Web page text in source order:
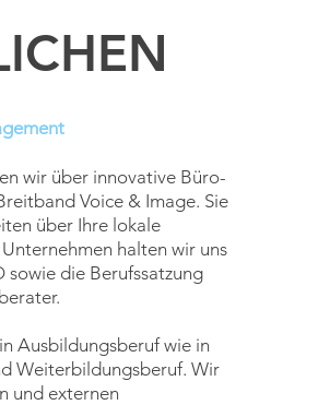
wir über innovative Büro-
Voice & Image. Sie
über Ihre lokale
Unternehmen halten wir uns
sowie die Berufssatzung
Ausbildungsberuf wie in
Weiterbildungsberuf. Wir
und externen